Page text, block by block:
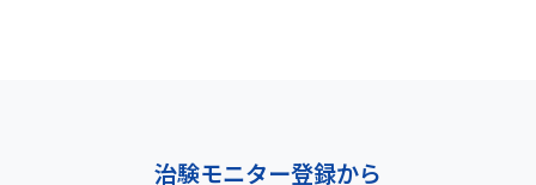
治験モニター登録から